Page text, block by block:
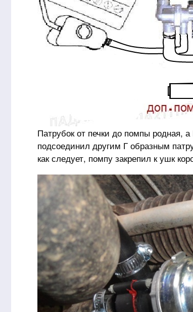
Патрубок от печки до помпы родная,
подсоединил другим Г образным
как следует, помпу закрепил к ушк